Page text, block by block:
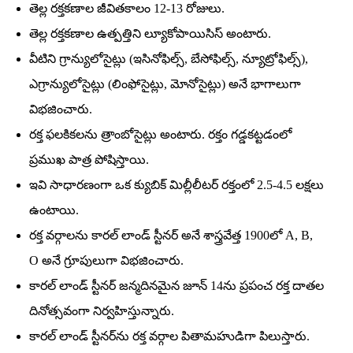
తెల్ల రక్తకణాల జీవితకాలం 12-13 రోజులు.
తెల్ల రక్తకణాల ఉత్పత్తిని ల్యూకోపాయిసిస్‌ అంటారు.
వీటిని గ్రాన్యులోసైట్లు (ఇసినోఫిల్స్‌, బేసోఫిల్స్‌, న్యూట్రోఫిల్స్‌),
ఎగ్రాన్యులోసైట్లు (లింఫోసైట్లు, మోనోసైట్లు) అనే భాగాలుగా
విభజించారు.
రక్త ఫలకికలను త్రాంబోసైట్లు అంటారు. రక్తం గడ్డకట్టడంలో
ప్రముఖ పాత్ర పోషిస్తాయి.
ఇవి సాధారణంగా ఒక క్యుబిక్‌ మిల్లీలీటర్‌ రక్తంలో 2.5-4.5 లక్షలు
ఉంటాయి.
రక్త వర్గాలను కారల్‌ లాండ్‌ స్టీనర్‌ అనే శాస్త్రవేత్త 1900లో A, B,
O అనే గ్రూపులుగా విభజించారు.
కారల్‌ లాండ్‌ స్టీనర్‌ జన్మదినమైన జూన్‌ 14ను ప్రపంచ రక్త దాతల
దినోత్సవంగా నిర్వహిస్తున్నారు.
కారల్‌ లాండ్‌ స్టీనర్‌ను రక్త వర్గాల పితామహుడిగా పిలుస్తారు.